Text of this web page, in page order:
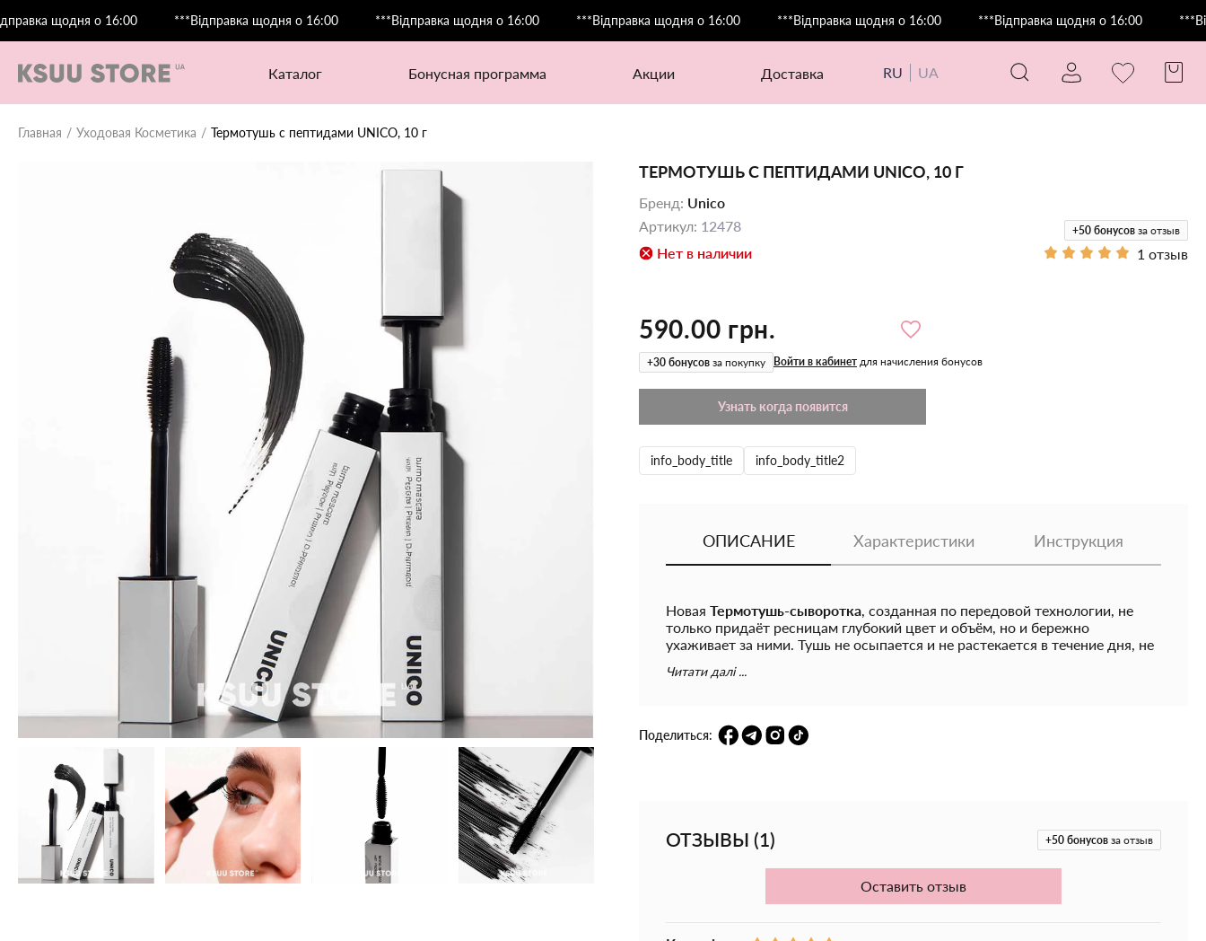
щодня о 16:00 ***Відправка щодня о 16:00 ***Відправка щодня о 16:00 ***Відправка щодня о 16:00 ***Відправка щодня о 16:00 ***Відправка щодня о 16:00
каталог бонусная программа акции доставка RU UA
Главная Уходовая Косметика Термотушь с пептидами UNICO, 10 г
ТЕРМОТУШЬ С ПЕПТИДАМИ UNICO, 10 Г
Бренд: Unico
Артикул: 12478
Нет в наличии
+50 бонусов за отзыв
1 отзыв
590.00 грн.
+30 бонусов за покупку Войти в кабинет для начисления бонусов
Узнать когда появится
info_body_title info_body_title2
ОПИСАНИЕ Характеристики Инструкция
Новая Термотушь-сыворотка, созданная по передовой технологии, не
только придаёт ресницам глубокий цвет и объём, но и бережно
ухаживает за ними. Тушь не осыпается и не растекается в течение дня, не
водой, без трения и следов.
рост ресниц, делает их крепче и эластичнее.
увлажняет и успокаивает, укрепляя структуру каждой ресницы.
первого взмаха: она удлиняет, подкручивает и прокрашивает даже самые
маленькие реснички в уголках глаз, не оставляя следов и слипшихся
Активные компоненты:
Читати далі ...
Поделиться:
+50 бонусов за отзыв
ОТЗЫВЫ (1)
Оставить отзыв